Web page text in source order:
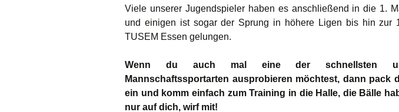
Viele unserer Jugendspieler haben es anschließend in die 1.
und einigen ist sogar der Sprung in höhere Ligen bis hin zur
TUSEM Essen gelungen.
Wenn du auch mal eine der schnellsten
Mannschaftssportarten ausprobieren möchtest, dann pack
ein und komm einfach zum Training in die Halle, die Bälle
nur auf dich, wirf mit!